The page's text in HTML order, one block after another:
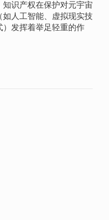
识产权在保护对元宇宙
人工智能、虚拟现实技
发挥着举足轻重的作